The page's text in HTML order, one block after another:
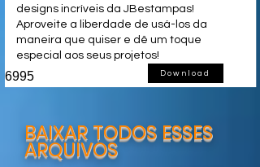
designs incríveis da JBestampas!
Aproveite a liberdade de usá-los da
maneira que quiser e dê um toque
especial aos seus projetos!
6995 Download
BAIXAR TODOS ESSES
ARQUIVOS